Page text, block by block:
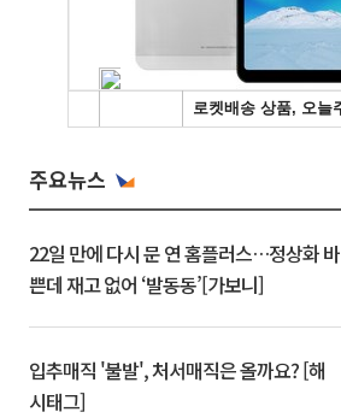
주요뉴스
22일 만에 다시 문 연 홈플러스…정상화 바
쁜데 재고 없어 ‘발동동’[가보니]
입추매직 '불발', 처서매직은 올까요? [해
시태그]